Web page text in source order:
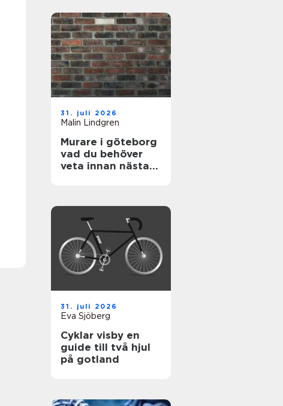
31. juli 2026
Malin Lindgren
Murare i göteborg
vad du behöver
veta innan nästa
31. juli 2026
Eva Sjöberg
Cyklar visby en
guide till två hjul
på gotland